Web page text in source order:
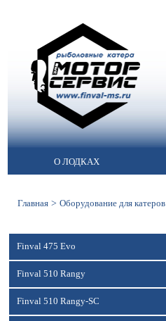
О ЛОДКАХ
Главная > Оборудование для катеров
Finval 475 Evo
Finval 510 Rangy
Finval 510 Rangy-SC